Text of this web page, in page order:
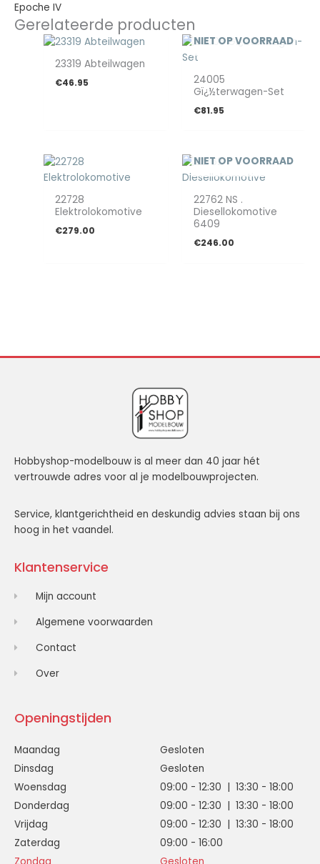
Epoche IV
Gerelateerde producten
23319 Abteilwagen
€46.95
NIET OP VOORRAAD
24005
Gï¿½terwagen-Set
€81.95
22728
Elektrolokomotive
€279.00
NIET OP VOORRAAD
22762 NS .
Diesellokomotive
6409
€246.00
Hobbyshop-modelbouw is al meer dan 40 jaar hét
vertrouwde adres voor al je modelbouwprojecten.
Service, klantgerichtheid en deskundig advies staan bij ons
hoog in het vaandel.
Klantenservice
Mijn account
Algemene voorwaarden
Contact
Over
Openingstijden
Maandag
Gesloten
Dinsdag
Gesloten
Woensdag
09:00 - 12:30 | 13:30 - 18:00
Donderdag
09:00 - 12:30 | 13:30 - 18:00
Vrijdag
09:00 - 12:30 | 13:30 - 18:00
Zaterdag
09:00 - 16:00